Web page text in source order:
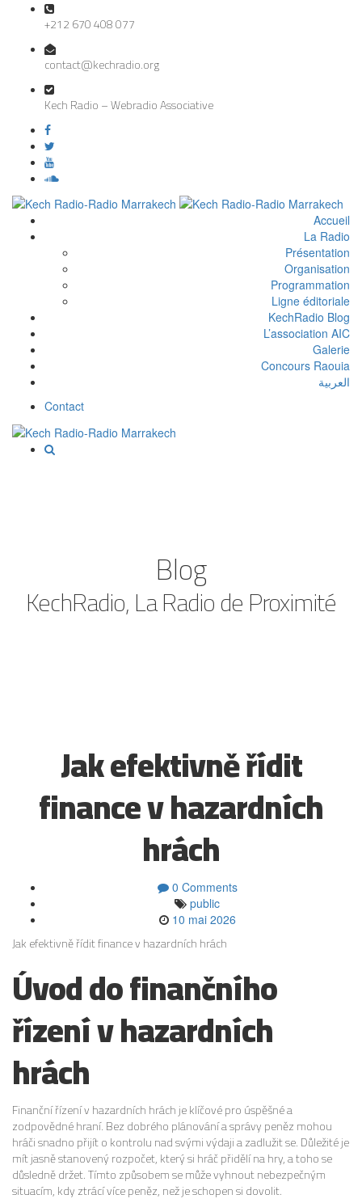
+212 670 408 077
contact@kechradio.org
Kech Radio – Webradio Associative
Accueil
La Radio
Présentation
Organisation
Programmation
Ligne éditoriale
KechRadio Blog
L’association AIC
Galerie
Concours Raouia
العربية
Contact
Blog
KechRadio, La Radio de Proximité
Jak efektivně řídit
finance v hazardních
hrách
0 Comments
public
10 mai 2026
Jak efektivně řídit finance v hazardních hrách
Úvod do finančního
řízení v hazardních
hrách
Finanční řízení v hazardních hrách je klíčové pro úspěšné a
zodpovědné hraní. Bez dobrého plánování a správy peněz mohou
hráči snadno přijít o kontrolu nad svými výdaji a zadlužit se. Důležité je
mít jasně stanovený rozpočet, který si hráč přidělí na hry, a toho se
důsledně držet. Tímto způsobem se může vyhnout nebezpečným
situacím, kdy ztrácí více peněz, než je schopen si dovolit.